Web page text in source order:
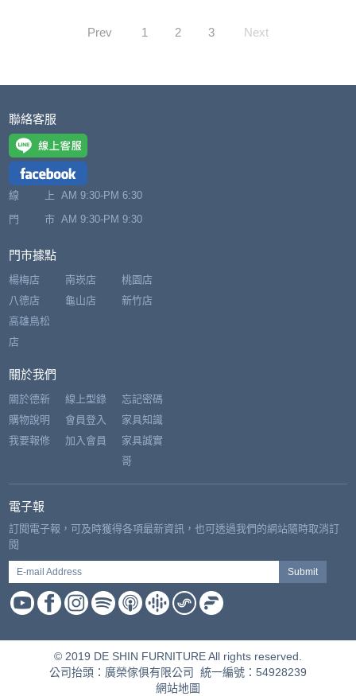
Prev 1 2 3 Next
聯絡客服
線 上 AM 9:30-PM 6:30
門 市 AM 9:30-PM 9:30
門市據點
楊梅店
八德店
南崁店
龜山店
桃園店
新竹店
高雄鳥松
店
關於我們
關於德新
購物說明
我要報修
線上型錄
會員登入
加入會員
忘記密碼
家具知識
家具誠實
哥
電子報
訂閱電子報，可及時獲得各項最新資訊，也可透過我們的網站隨時取消訂
閱
E-mail Address Submit
© 2019 DE SHIN FURNITURE All rights reserved.
公司抬頭：廣榮傢俱有限公司 統一編號：54928239
網站地圖